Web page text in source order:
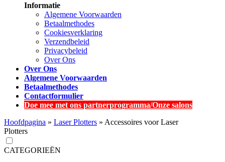
Informatie
Algemene Voorwaarden
Betaalmethodes
Cookiesverklaring
Verzendbeleid
Privacybeleid
Over Ons
Over Ons
Algemene Voorwaarden
Betaalmethodes
Contactformulier
Doe mee met ons partnerprogramma/Onze salons
Hoofdpagina » Laser Plotters » Accessoires voor Laser
Plotters
CATEGORIEËN